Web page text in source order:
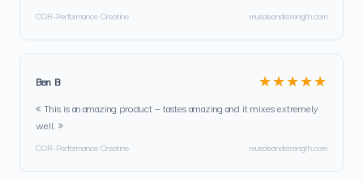
COR-Performance Creatine muscleandstrength.com
Ben B ★★★★★
« This is an amazing product — tastes amazing and it mixes extremely
well. »
COR-Performance Creatine muscleandstrength.com